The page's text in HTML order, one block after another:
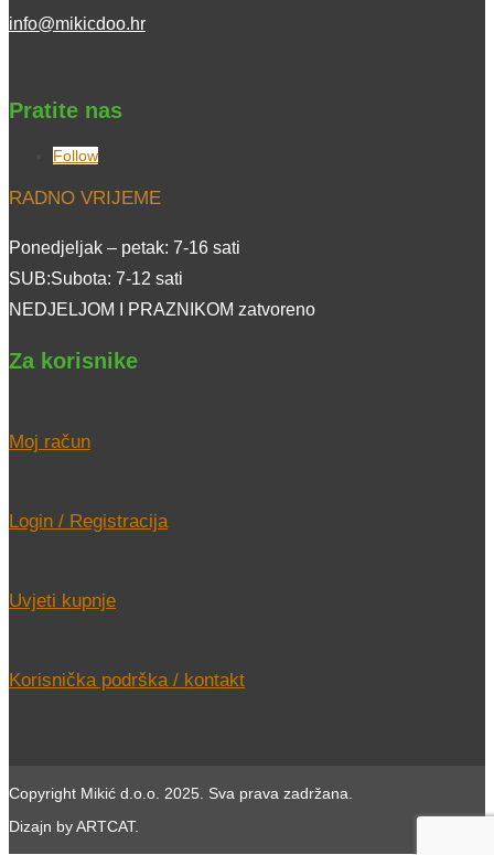
info@mikicdoo.hr
Pratite nas
Follow
RADNO VRIJEME
Ponedjeljak – petak: 7-16 sati
SUB:Subota: 7-12 sati
NEDJELJOM I PRAZNIKOM zatvoreno
Za korisnike
Moj račun
Login / Registracija
Uvjeti kupnje
Korisnička podrška / kontakt
Copyright Mikić d.o.o. 2025. Sva prava zadržana.
Dizajn by ARTCAT.